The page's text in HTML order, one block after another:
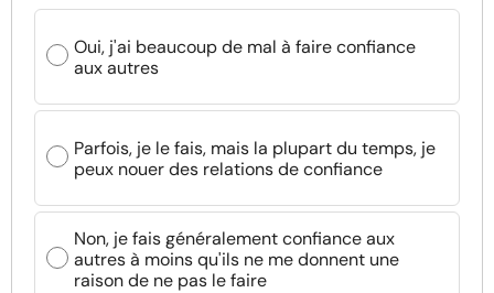
Oui, j'ai beaucoup de mal à faire confiance
aux autres
Parfois, je le fais, mais la plupart du temps, je
peux nouer des relations de confiance
Non, je fais généralement confiance aux
autres à moins qu'ils ne me donnent une
raison de ne pas le faire